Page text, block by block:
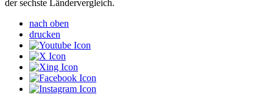
der sechste Ländervergleich.
nach oben
drucken